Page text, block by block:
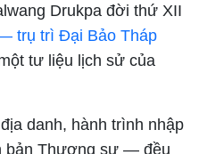
Drukpa đời thứ XII
trụ trì Đại Bảo Tháp
tư liệu lịch sử của
danh, hành trình nhập
bản Thượng sư — đều